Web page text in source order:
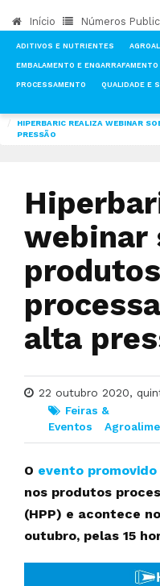
Início Números
ADITIVOS E NUTRIENTES
EMBALAMENTO E ENGARRAFAMENTO
PROCESSAMENTO QUALIDADE E
HIPERBARIC REALIZA WEBINAR
PRESSÃO
webinar
produtos
alta
22 outubro 2020,
Feiras &
Eventos
O evento
nos produtos
(HPP) e acontece
outubro, pelas 15